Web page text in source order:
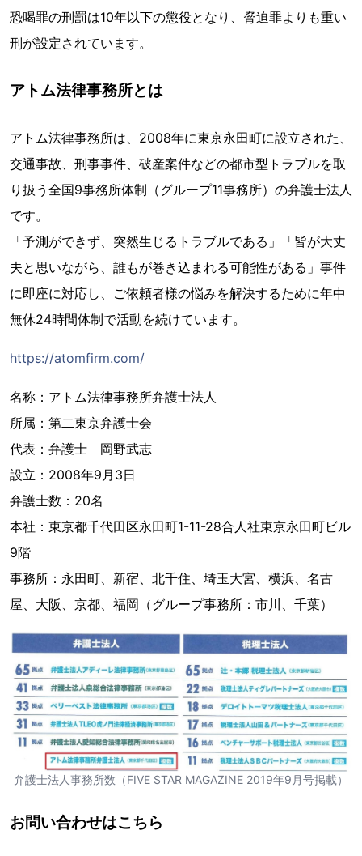
恐喝罪の刑罰は10年以下の懲役となり、脅迫罪よりも重い
刑が設定されています。
アトム法律事務所とは
アトム法律事務所は、2008年に東京永田町に設立された、
交通事故、刑事事件、破産案件などの都市型トラブルを取
り扱う全国9事務所体制（グループ11事務所）の弁護士法人
です。
「予測ができず、突然生じるトラブルである」「皆が大丈
夫と思いながら、誰もが巻き込まれる可能性がある」事件
に即座に対応し、ご依頼者様の悩みを解決するために年中
無休24時間体制で活動を続けています。
https://atomfirm.com/
名称：アトム法律事務所弁護士法人
所属：第二東京弁護士会
代表：弁護士 岡野武志
設立：2008年9月3日
弁護士数：20名
本社：東京都千代田区永田町1-11-28合人社東京永田町ビル
9階
事務所：永田町、新宿、北千住、埼玉大宮、横浜、名古
屋、大阪、京都、福岡（グループ事務所：市川、千葉）
弁護士法人事務所数（FIVE STAR MAGAZINE 2019年9月号掲載）
お問い合わせはこちら